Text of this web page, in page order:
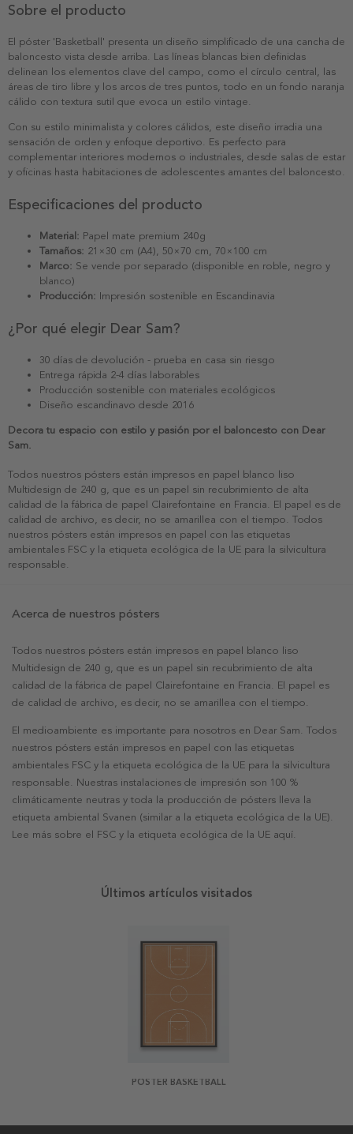
Sobre el producto
El póster 'Basketball' presenta un diseño simplificado de una cancha de
baloncesto vista desde arriba. Las líneas blancas bien definidas
delinean los elementos clave del campo, como el círculo central, las
áreas de tiro libre y los arcos de tres puntos, todo en un fondo naranja
cálido con textura sutil que evoca un estilo vintage.
Con su estilo minimalista y colores cálidos, este diseño irradia una
sensación de orden y enfoque deportivo. Es perfecto para
complementar interiores modernos o industriales, desde salas de estar
y oficinas hasta habitaciones de adolescentes amantes del baloncesto.
Especificaciones del producto
Material: Papel mate premium 240g
Tamaños: 21×30 cm (A4), 50×70 cm, 70×100 cm
Marco: Se vende por separado (disponible en roble, negro y
blanco)
Producción: Impresión sostenible en Escandinavia
¿Por qué elegir Dear Sam?
30 días de devolución - prueba en casa sin riesgo
Entrega rápida 2-4 días laborables
Producción sostenible con materiales ecológicos
Diseño escandinavo desde 2016
Decora tu espacio con estilo y pasión por el baloncesto con Dear
Sam.
Todos nuestros pósters están impresos en papel blanco liso
Multidesign de 240 g, que es un papel sin recubrimiento de alta
calidad de la fábrica de papel Clairefontaine en Francia. El papel es de
calidad de archivo, es decir, no se amarillea con el tiempo. Todos
nuestros pósters están impresos en papel con las etiquetas
ambientales FSC y la etiqueta ecológica de la UE para la silvicultura
responsable.
Acerca de nuestros pósters
Todos nuestros pósters están impresos en papel blanco liso
Multidesign de 240 g, que es un papel sin recubrimiento de alta
calidad de la fábrica de papel Clairefontaine en Francia. El papel es
de calidad de archivo, es decir, no se amarillea con el tiempo.
El medioambiente es importante para nosotros en Dear Sam. Todos
nuestros pósters están impresos en papel con las etiquetas
ambientales FSC y la etiqueta ecológica de la UE para la silvicultura
responsable. Nuestras instalaciones de impresión son 100 %
climáticamente neutras y toda la producción de pósters lleva la
etiqueta ambiental Svanen (similar a la etiqueta ecológica de la UE).
Lee más sobre el FSC y la etiqueta ecológica de la UE aquí.
Últimos artículos visitados
POSTER BASKETBALL